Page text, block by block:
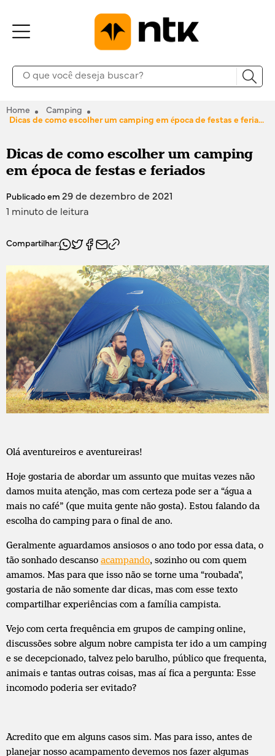
Home
Camping
Dicas de como escolher um camping em época de festas e feriados
Dicas de como escolher um camping
em época de festas e feriados
Publicado em 29 de dezembro de 2021
1 minuto de leitura
Compartilhar:
Olá aventureiros e aventureiras!
Hoje gostaria de abordar um assunto que muitas vezes não
damos muita atenção, mas com certeza pode ser a “água a
mais no café” (que muita gente não gosta). Estou falando da
escolha do camping para o final de ano.
Geralmente aguardamos ansiosos o ano todo por essa data, o
tão sonhado descanso acampando, sozinho ou com quem
amamos. Mas para que isso não se torne uma “roubada”,
gostaria de não somente dar dicas, mas com esse texto
compartilhar experiências com a família campista.
Vejo com certa frequência em grupos de camping online,
discussões sobre algum nobre campista ter ido a um camping
e se decepcionado, talvez pelo barulho, público que frequenta,
animais e tantas outras coisas, mas aí fica a pergunta: Esse
incomodo poderia ser evitado?
Acredito que em alguns casos sim. Mas para isso, antes de
planejar nosso acampamento devemos nos fazer algumas